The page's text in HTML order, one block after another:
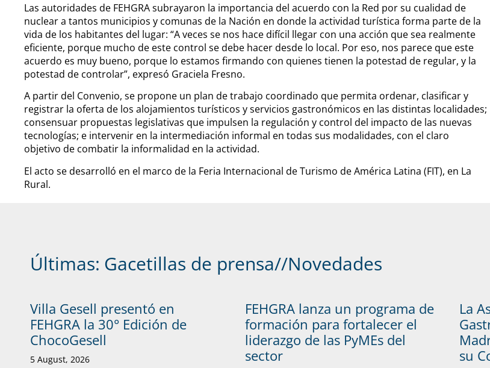
Las autoridades de FEHGRA subrayaron la importancia del acuerdo con la Red por su cualidad de
nuclear a tantos municipios y comunas de la Nación en donde la actividad turística forma parte de la
vida de los habitantes del lugar: “A veces se nos hace difícil llegar con una acción que sea realmente
eficiente, porque mucho de este control se debe hacer desde lo local. Por eso, nos parece que este
acuerdo es muy bueno, porque lo estamos firmando con quienes tienen la potestad de regular, y la
potestad de controlar”, expresó Graciela Fresno.
A partir del Convenio, se propone un plan de trabajo coordinado que permita ordenar, clasificar y
registrar la oferta de los alojamientos turísticos y servicios gastronómicos en las distintas localidades;
consensuar propuestas legislativas que impulsen la regulación y control del impacto de las nuevas
tecnologías; e intervenir en la intermediación informal en todas sus modalidades, con el claro
objetivo de combatir la informalidad en la actividad.
El acto se desarrolló en el marco de la Feria Internacional de Turismo de América Latina (FIT), en La
Rural.
Últimas: Gacetillas de prensa//Novedades
Villa Gesell presentó en
FEHGRA la 30° Edición de
ChocoGesell
5 August, 2026
FEHGRA lanza un programa de
formación para fortalecer el
liderazgo de las PyMEs del
sector
La
su